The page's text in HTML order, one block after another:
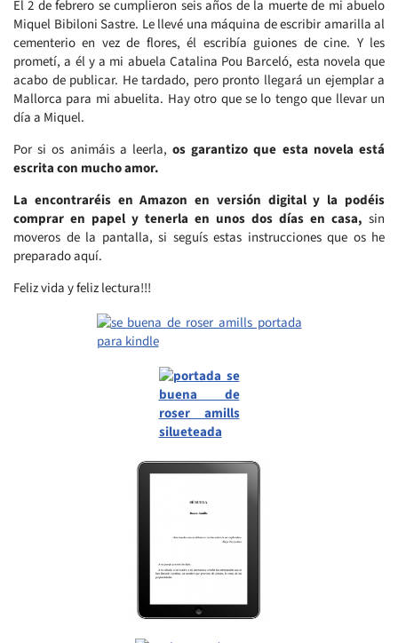
El 2 de febrero se cumplieron seis años de la muerte de mi abuelo
Miquel Bibiloni Sastre. Le llevé una máquina de escribir amarilla al
cementerio en vez de flores, él escribía guiones de cine. Y les
prometí, a él y a mi abuela Catalina Pou Barceló, esta novela que
acabo de publicar. He tardado, pero pronto llegará un ejemplar a
Mallorca para mi abuelita. Hay otro que se lo tengo que llevar un
día a Miquel.
Por si os animáis a leerla,os garantizo que esta novela está
escrita con mucho amor.
La encontraréis en Amazon en versión digital y la podéis
comprar en papel y tenerla en unos dos días en casa, sin
moveros de la pantalla, si seguís estas instrucciones que os he
preparado aquí.
Feliz vida y feliz lectura!!!